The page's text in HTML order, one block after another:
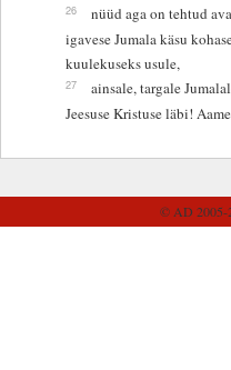
26
nüüd aga on tehtud
igavese Jumala käsu
kuulekuseks usule,
27
ainsale, targale
Jeesuse Kristuse läbi!
© AD 2005-